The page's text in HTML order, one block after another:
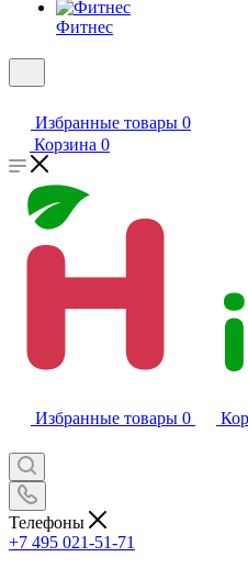
Фитнес
Избранные товары 0
Корзина 0
Избранные товары 0
Телефоны
+7 495 021-51-71